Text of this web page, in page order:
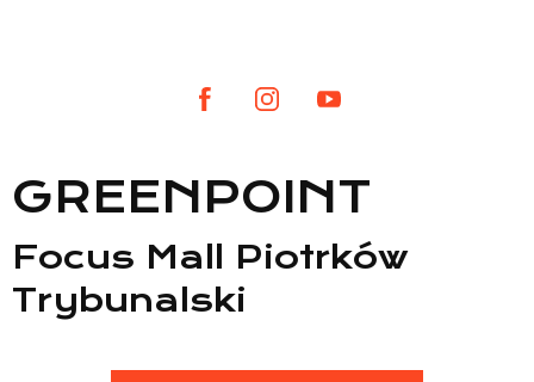
Lista CH
GREENPOINT
Focus Mall Piotrków
Trybunalski